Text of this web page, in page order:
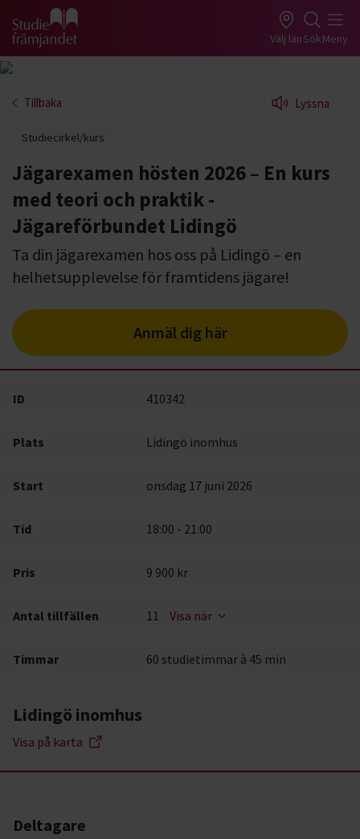
Gå till studiefrämjandets startsida Välj länSökMeny
Tillbaka Lyssna
Studiecirkel/kurs
Jägarexamen hösten 2026 – En kurs
med teori och praktik -
Jägareförbundet Lidingö
Ta din jägarexamen hos oss på Lidingö – en
helhetsupplevelse för framtidens jägare!
Anmäl dig här
ID 410342
Plats Lidingö inomhus
Start onsdag 17 juni 2026
Tid 18:00 - 21:00
Pris 9 900 kr
Antal tillfällen 11 Visa när
Timmar 60 studietimmar à 45 min
Lidingö inomhus
Visa på karta
Deltagare